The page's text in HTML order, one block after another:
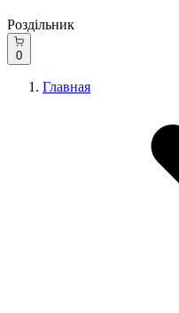
Роздільник
0
Главная